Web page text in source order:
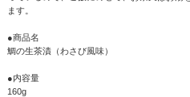
ます。
●商品名
鯛の生茶漬（わさび風味）
●内容量
160g